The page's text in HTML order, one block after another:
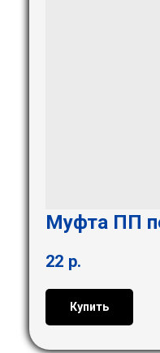
Муфта ПП
22 р.
Купить